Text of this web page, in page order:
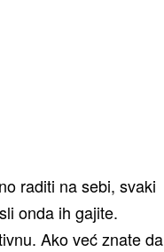
raditi na sebi, svaki
onda ih gajite.
Ako već znate da